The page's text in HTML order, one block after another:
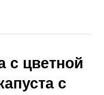
с цветной
с